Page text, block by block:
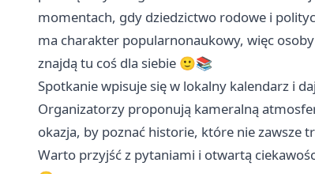
momentach, gdy dziedzictwo rodowe i
ma charakter popularnonaukowy, więc
znajdą tu coś dla siebie 🙂📚
Spotkanie wpisuje się w lokalny kalendarz i
Organizatorzy proponują kameralną
okazja, by poznać historie, które nie zawsze
Warto przyjść z pytaniami i otwartą